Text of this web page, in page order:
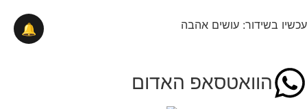
עכשיו בשידור: עושים אהבה
הוואטסאפ האדום
🔔